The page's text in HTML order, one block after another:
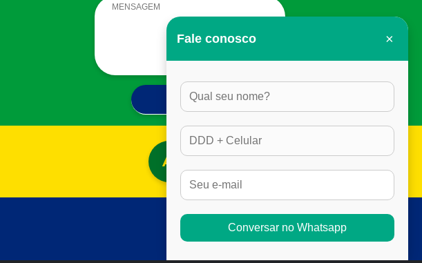
ACESSAR BLOG
Fale conosco ×
Conversar no Whatsapp